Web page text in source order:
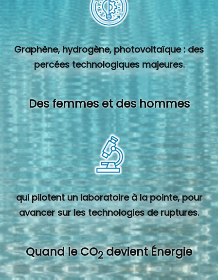
Graphène, hydrogène, photovoltaïque : des
percées technologiques majeures.
Des femmes et des hommes
qui pilotent un laboratoire à la pointe, pour
avancer sur les technologies de ruptures.
Quand le CO2devient Énergie